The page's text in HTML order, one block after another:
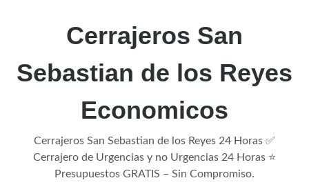
Cerrajeros San
Sebastian de los Reyes
Economicos
Cerrajeros San Sebastian de los Reyes 24 Horas ✅
Cerrajero de Urgencias y no Urgencias 24 Horas ⭐
Presupuestos GRATIS – Sin Compromiso.